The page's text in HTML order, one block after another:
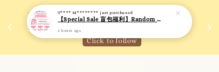
We are active on Instagram! Story updates for
new arrivals or promotions!
Click to follow